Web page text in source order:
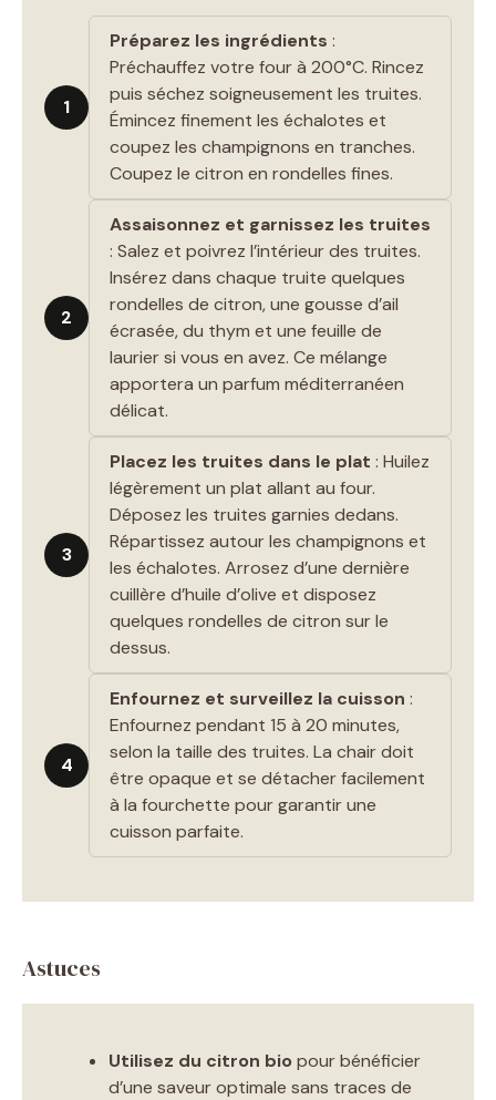
1
Préparez les ingrédients :
Préchauffez votre four à 200°C. Rincez
puis séchez soigneusement les truites.
Émincez finement les échalotes et
coupez les champignons en tranches.
Coupez le citron en rondelles fines.
2
Assaisonnez et garnissez les truites
: Salez et poivrez l’intérieur des truites.
Insérez dans chaque truite quelques
rondelles de citron, une gousse d’ail
écrasée, du thym et une feuille de
laurier si vous en avez. Ce mélange
apportera un parfum méditerranéen
délicat.
3
Placez les truites dans le plat : Huilez
légèrement un plat allant au four.
Déposez les truites garnies dedans.
Répartissez autour les champignons et
les échalotes. Arrosez d’une dernière
cuillère d’huile d’olive et disposez
quelques rondelles de citron sur le
dessus.
4
Enfournez et surveillez la cuisson :
Enfournez pendant 15 à 20 minutes,
selon la taille des truites. La chair doit
être opaque et se détacher facilement
à la fourchette pour garantir une
cuisson parfaite.
Astuces
Utilisez du citron bio pour bénéficier
d’une saveur optimale sans traces de